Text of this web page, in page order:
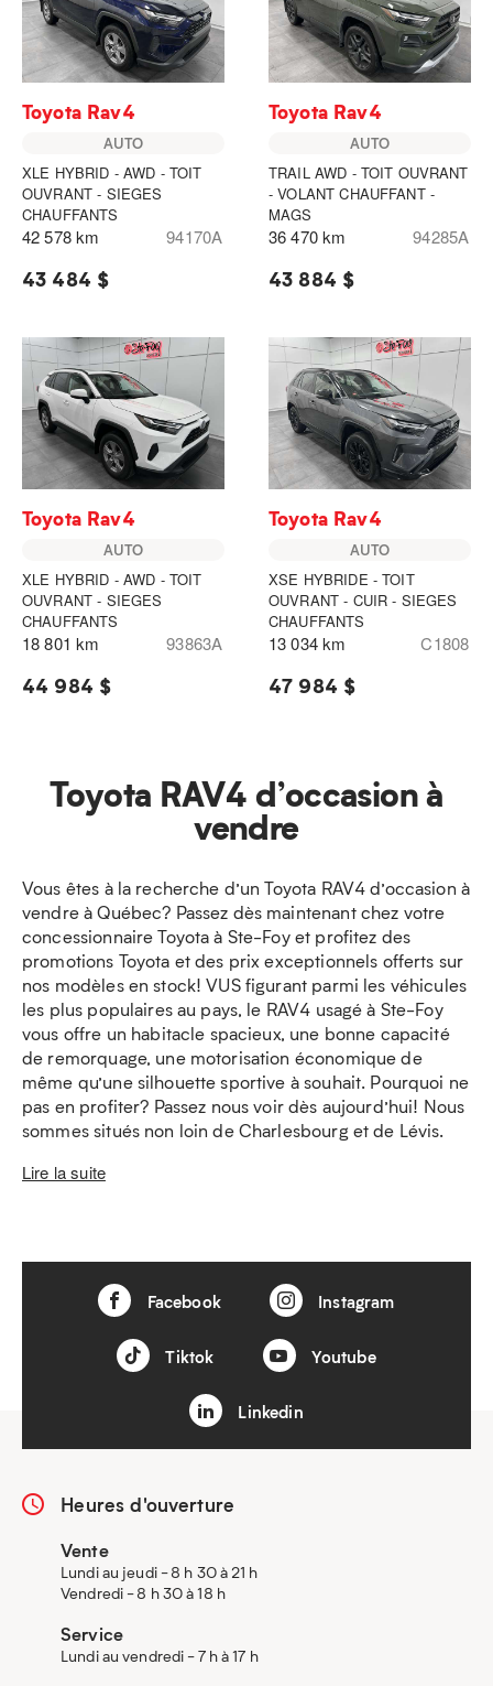
Toyota Rav4
AUTO
XLE HYBRID - AWD - TOIT
OUVRANT - SIEGES
CHAUFFANTS
42 578 km 94170A
43 484 $
Toyota Rav4
AUTO
TRAIL AWD - TOIT OUVRANT
- VOLANT CHAUFFANT -
MAGS
36 470 km 94285A
43 884 $
Toyota Rav4
AUTO
XLE HYBRID - AWD - TOIT
OUVRANT - SIEGES
CHAUFFANTS
18 801 km 93863A
44 984 $
Toyota Rav4
AUTO
XSE HYBRIDE - TOIT
OUVRANT - CUIR - SIEGES
CHAUFFANTS
13 034 km C1808
47 984 $
Toyota RAV4 d’occasion à
vendre
Vous êtes à la recherche d’un Toyota RAV4 d’occasion à
vendre à Québec? Passez dès maintenant chez votre
concessionnaire Toyota à Ste-Foy et profitez des
promotions Toyota et des prix exceptionnels offerts sur
nos modèles en stock! VUS figurant parmi les véhicules
les plus populaires au pays, le RAV4 usagé à Ste-Foy
vous offre un habitacle spacieux, une bonne capacité
de remorquage, une motorisation économique de
même qu’une silhouette sportive à souhait. Pourquoi ne
pas en profiter? Passez nous voir dès aujourd’hui! Nous
sommes situés non loin de Charlesbourg et de Lévis.
Lire la suite
Facebook Instagram
Tiktok Youtube
Linkedin
Heures d'ouverture
Vente
Lundi au jeudi - 8 h 30 à 21 h
Vendredi - 8 h 30 à 18 h
Service
Lundi au vendredi - 7 h à 17 h